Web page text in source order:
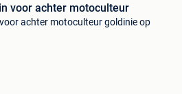
Sproeimachin voor achter motoculteur
achter motoculteur goldinie op